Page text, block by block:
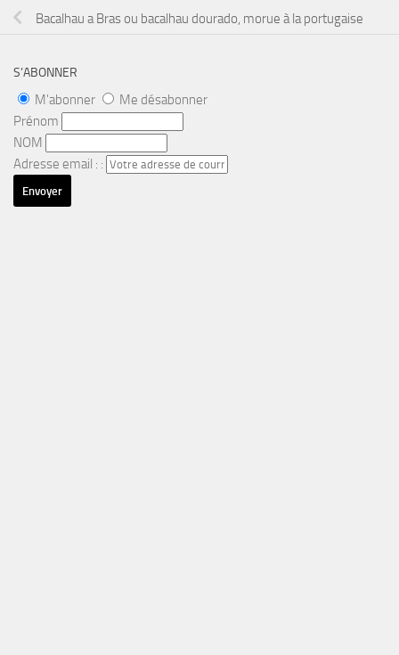
Bacalhau a Bras ou bacalhau dourado, morue à la portugaise
S’ABONNER
M'abonner
Me désabonner
Prénom
NOM
Adresse email : :